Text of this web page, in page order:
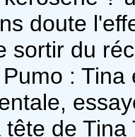
doute
sortir du
:
de Tina